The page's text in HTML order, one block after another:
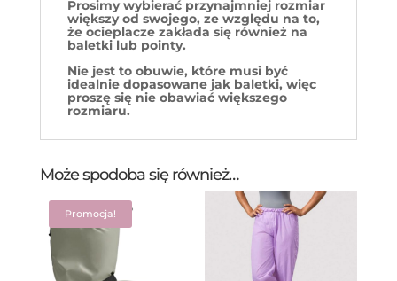
Prosimy wybierać przynajmniej rozmiar
większy od swojego, ze względu na to,
że ocieplacze zakłada się również na
baletki lub pointy.
Nie jest to obuwie, które musi być
idealnie dopasowane jak baletki, więc
proszę się nie obawiać większego
rozmiaru.
Może spodoba się również…
Promocja!